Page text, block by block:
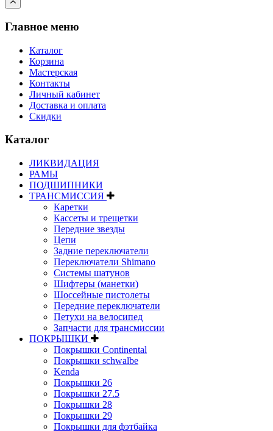
Главное меню
Каталог
Корзина
Мастерская
Контакты
Личный кабинет
Доставка и оплата
Скидки
Каталог
ЛИКВИДАЦИЯ
РАМЫ
ПОДШИПНИКИ
ТРАНСМИССИЯ
Каретки
Кассеты и трещетки
Передние звезды
Цепи
Задние переключатели
Переключатели Shimano
Системы шатунов
Шифтеры (манетки)
Шоссейные пистолеты
Передние переключатели
Петухи на велосипед
Запчасти для трансмиссии
ПОКРЫШКИ
Покрышки Continental
Покрышки schwalbe
Kenda
Покрышки 26
Покрышки 27.5
Покрышки 28
Покрышки 29
Покрышки для фэтбайка